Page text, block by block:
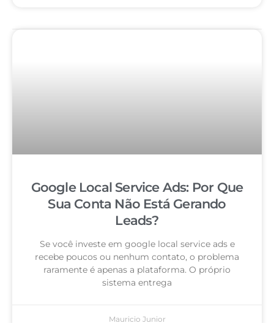
Google Local Service Ads: Por Que
Sua Conta Não Está Gerando
Leads?
Se você investe em google local service ads e
recebe poucos ou nenhum contato, o problema
raramente é apenas a plataforma. O próprio
sistema entrega
Mauricio Junior